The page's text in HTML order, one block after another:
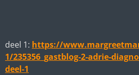
deel 1: https://
1/235356_gastblog-2-adrie-
deel-1